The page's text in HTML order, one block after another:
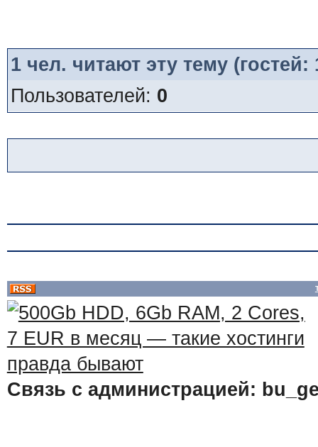
1чел. читают эту тему
Пользователей: 0
Связь с администрацией: